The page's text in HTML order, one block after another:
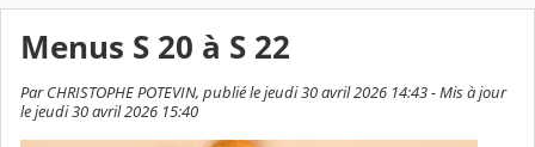
Menus S 20 à S 22
Par CHRISTOPHE POTEVIN, publié le jeudi 30 avril 2026 14:43 - Mis à jour
le jeudi 30 avril 2026 15:40